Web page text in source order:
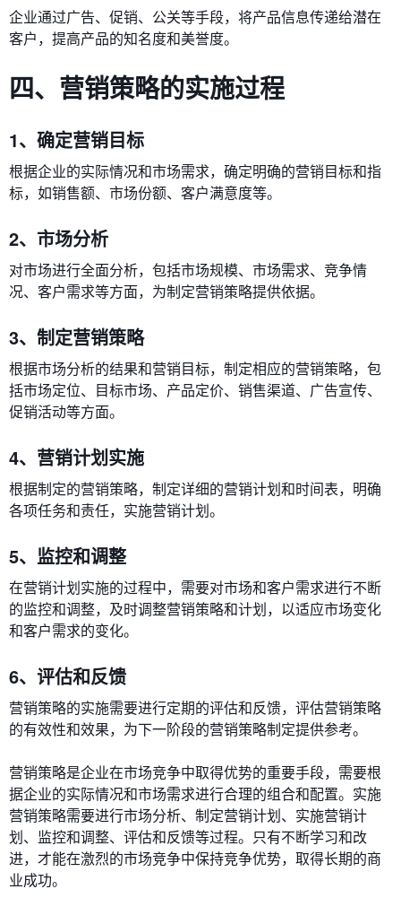
企业通过广告、促销、公关等手段，将产品信息传递给潜在
客户，提高产品的知名度和美誉度。
四、营销策略的实施过程
1、确定营销目标
根据企业的实际情况和市场需求，确定明确的营销目标和指
标，如销售额、市场份额、客户满意度等。
2、市场分析
对市场进行全面分析，包括市场规模、市场需求、竞争情
况、客户需求等方面，为制定营销策略提供依据。
3、制定营销策略
根据市场分析的结果和营销目标，制定相应的营销策略，包
括市场定位、目标市场、产品定价、销售渠道、广告宣传、
促销活动等方面。
4、营销计划实施
根据制定的营销策略，制定详细的营销计划和时间表，明确
各项任务和责任，实施营销计划。
5、监控和调整
在营销计划实施的过程中，需要对市场和客户需求进行不断
的监控和调整，及时调整营销策略和计划，以适应市场变化
和客户需求的变化。
6、评估和反馈
营销策略的实施需要进行定期的评估和反馈，评估营销策略
的有效性和效果，为下一阶段的营销策略制定提供参考。
营销策略是企业在市场竞争中取得优势的重要手段，需要根
据企业的实际情况和市场需求进行合理的组合和配置。实施
营销策略需要进行市场分析、制定营销计划、实施营销计
划、监控和调整、评估和反馈等过程。只有不断学习和改
进，才能在激烈的市场竞争中保持竞争优势，取得长期的商
业成功。